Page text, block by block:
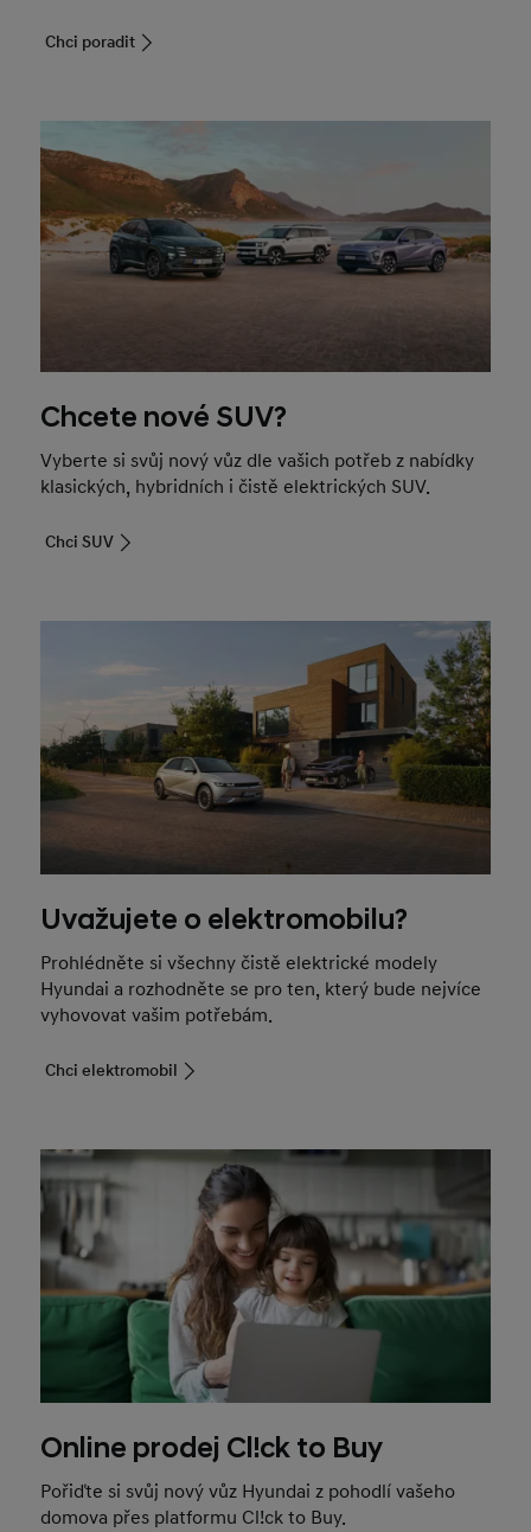
Chci poradit
Chcete nové SUV?
Vyberte si svůj nový vůz dle vašich potřeb z nabídky
klasických, hybridních i čistě elektrických SUV.
Chci SUV
Uvažujete o elektromobilu?
Prohlédněte si všechny čistě elektrické modely
Hyundai a rozhodněte se pro ten, který bude nejvíce
vyhovovat vašim potřebám.
Chci elektromobil
Online prodej Cl!ck to Buy
Pořiďte si svůj nový vůz Hyundai z pohodlí vašeho
domova přes platformu Cl!ck to Buy.